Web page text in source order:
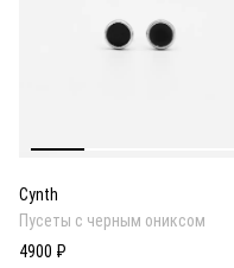
Cynth
Пусеты с черным ониксом
4900 ₽